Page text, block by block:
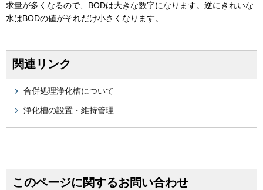
求量が多くなるので、BODは大きな数字になります。逆にきれいな
水はBODの値がそれだけ小さくなります。
関連リンク
合併処理浄化槽について
浄化槽の設置・維持管理
このページに関するお問い合わせ